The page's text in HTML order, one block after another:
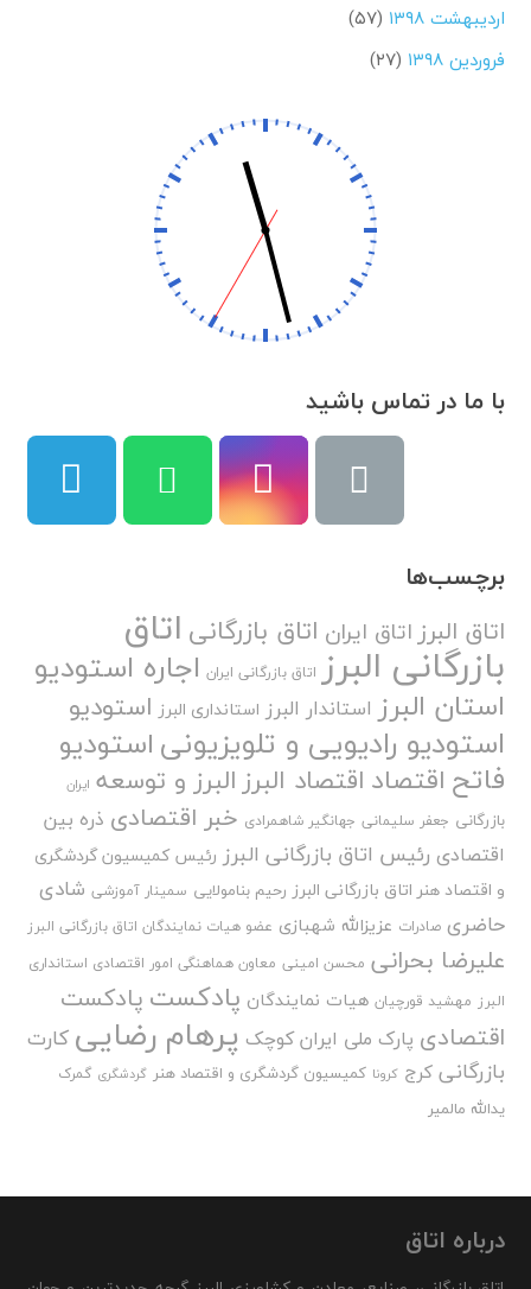
اردیبهشت ۱۳۹۸
(۵۷)
فروردین ۱۳۹۸
(۲۷)
با ما در تماس باشید
برچسب‌ها
اتاق البرزاتاق ایران اتاق بازرگانی اتاق
بازرگانی البرز اتاق بازرگانی ایران اجاره استودیو
استان البرز استاندار البرز استانداری البرز استودیو
استودیو رادیویی و تلویزیونیاستودیو
فاتح اقتصاد اقتصاد البرزالبرز و توسعه ایران
بازرگانی جعفر سلیمانی جهانگیر شاهمرادی خبر اقتصادی ذره بین
اقتصادی رئیس اتاق بازرگانی البرز رئیس کمیسیون گردشگری
و اقتصاد هنر اتاق بازرگانی البرز رحیم بنامولایی سمینار آموزشی شادی
حاضری صادرات عزیزالله شهبازی عضو هیات نمایندگان اتاق بازرگانی البرز
علیرضا بحرانی محسن امینی معاون هماهنگی امور اقتصادی استانداری
البرز مهشید قورچیان هیات نمایندگان پادکست پادکست
اقتصادی پارک ملی ایران کوچک پرهام رضایی کارت
بازرگانی کرج کرونا کمیسیون گردشگری و اقتصاد هنر گردشگری گمرک
یدالله مالمیر
درباره اتاق